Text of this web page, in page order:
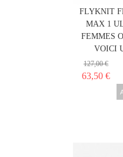
FLYKNIT
MAX 1
FEMMES
VOICI
127,00 €
63,50 €